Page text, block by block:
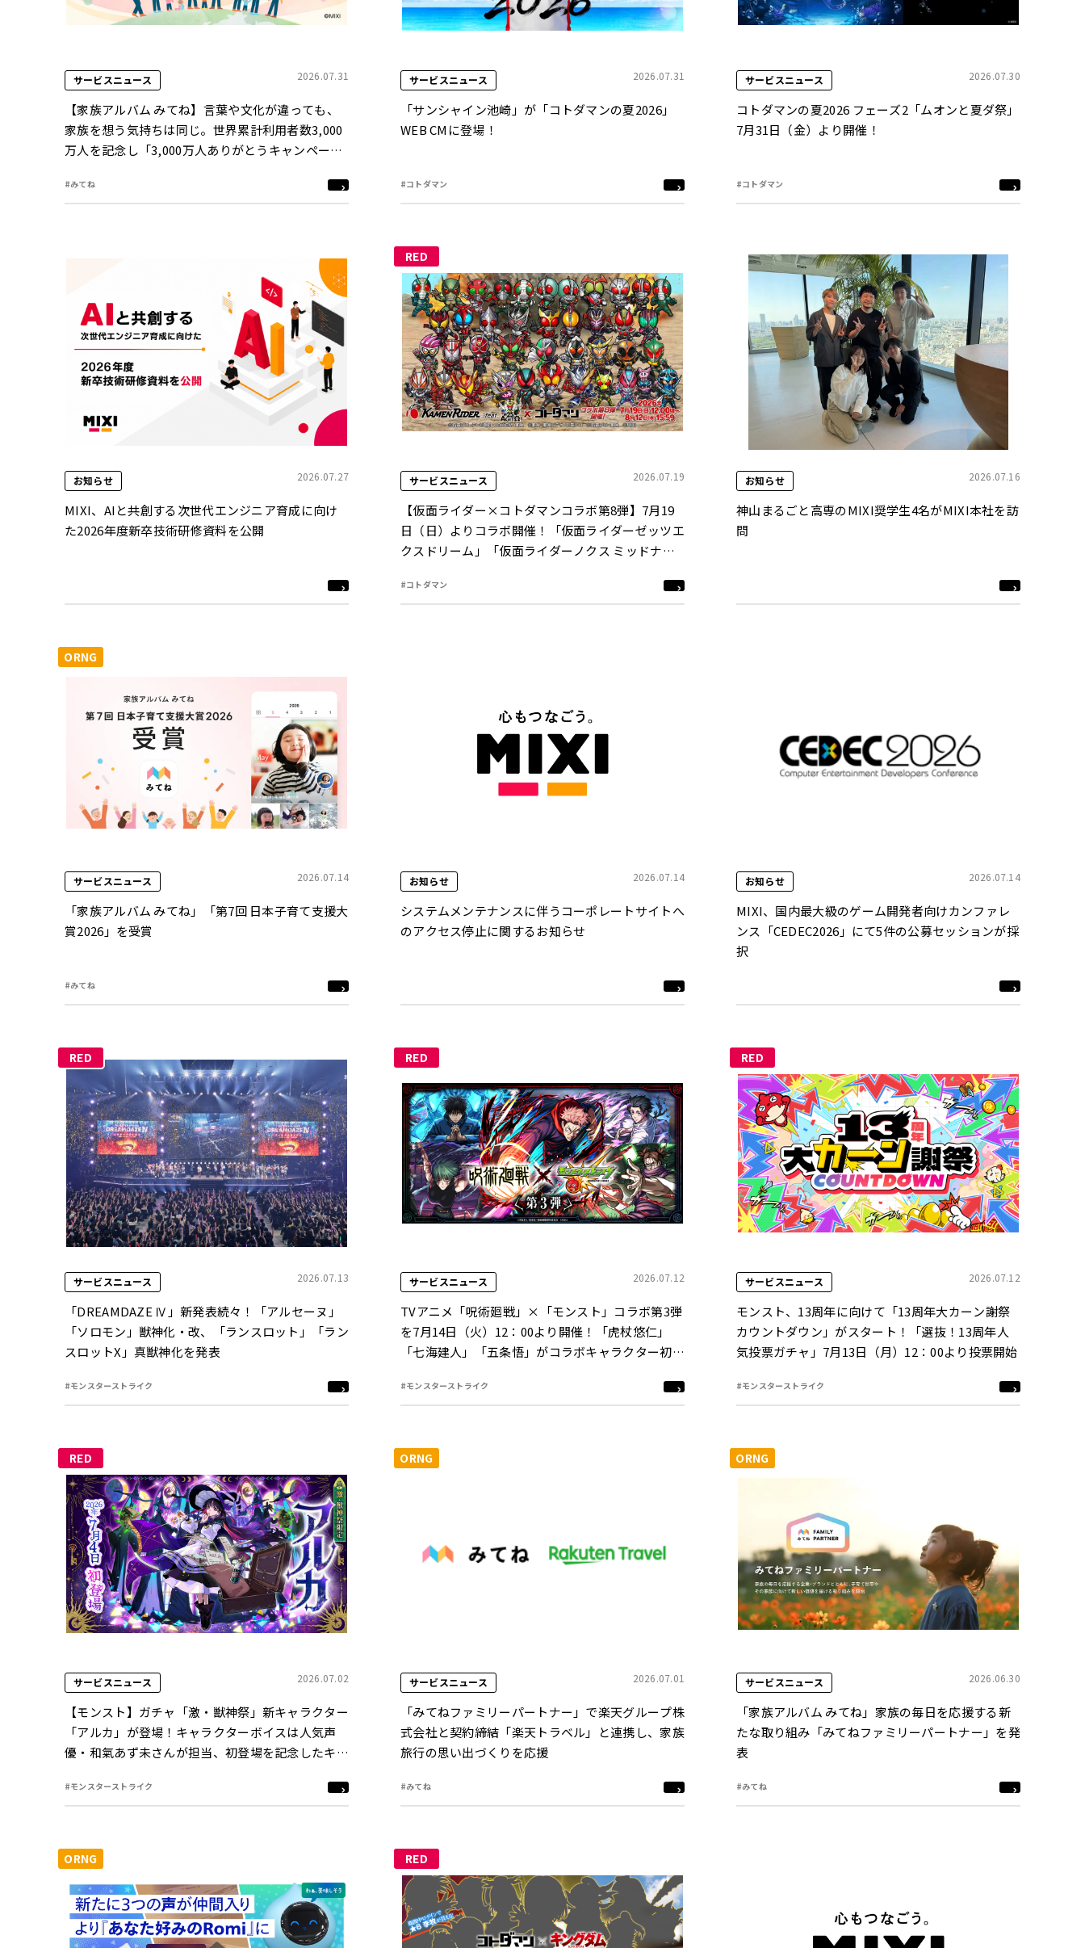
サービスニュース 2026.07.31
【家族アルバム みてね】言葉や文化が違っても、
家族を想う気持ちは同じ。世界累計利用者数3,000
万人を記念し「3,000万人ありがとうキャンペー
#みてね
サービスニュース 2026.07.31
「サンシャイン池崎」が「コトダマンの夏2026」
WEB CMに登場！
#コトダマン
サービスニュース 2026.07.30
コトダマンの夏2026 フェーズ2「ムオンと夏ダ祭」
7月31日（金）より開催！
#コトダマン
お知らせ 2026.07.27
MIXI、AIと共創する次世代エンジニア育成に向け
た2026年度新卒技術研修資料を公開
RED
サービスニュース 2026.07.19
【仮面ライダー×コトダマンコラボ第8弾】7月19
日（日）よりコラボ開催！「仮面ライダーゼッツエ
クスドリーム」「仮面ライダーノクス ミッドナイ
ラボに最速登場！
#コトダマン
お知らせ 2026.07.16
神山まるごと高専のMIXI奨学生4名がMIXI本社を訪
問
ORNG
サービスニュース 2026.07.14
「家族アルバム みてね」「第7回 日本子育て支援大
賞2026」を受賞
#みてね
お知らせ 2026.07.14
システムメンテナンスに伴うコーポレートサイトへ
のアクセス停止に関するお知らせ
お知らせ 2026.07.14
MIXI、国内最大級のゲーム開発者向けカンファレ
ンス「CEDEC2026」にて5件の公募セッションが採
択
RED
サービスニュース 2026.07.13
「DREAMDAZE Ⅳ」新発表続々！「アルセーヌ」
「ソロモン」獣神化・改、「ランスロット」「ラン
スロットX」真獣神化を発表
#モンスターストライク
RED
サービスニュース 2026.07.12
TVアニメ「呪術廻戦」×「モンスト」コラボ第3弾
を7月14日（火）12：00より開催！「虎杖悠仁」
「七海建人」「五条悟」がコラボキャラクター初の
ップでコラボガチャを先行販売！「乙骨憂太」「脹
#モンスターストライク
RED
サービスニュース 2026.07.12
モンスト、13周年に向けて「13周年大カーン謝祭
カウントダウン」がスタート！「選抜！13周年人
気投票ガチャ」7月13日（月）12：00より投票開始
#モンスターストライク
RED
サービスニュース 2026.07.02
【モンスト】ガチャ「激・獣神祭」新キャラクター
「アルカ」が登場！キャラクターボイスは人気声
優・和氣あず未さんが担当、初登場を記念したキャ
#モンスターストライク
ORNG
サービスニュース 2026.07.01
「みてねファミリーパートナー」で楽天グループ株
式会社と契約締結「楽天トラベル」と連携し、家族
旅行の思い出づくりを応援
#みてね
ORNG
サービスニュース 2026.06.30
「家族アルバム みてね」家族の毎日を応援する新
たな取り組み「みてねファミリーパートナー」を発
表
#みてね
ORNG RED